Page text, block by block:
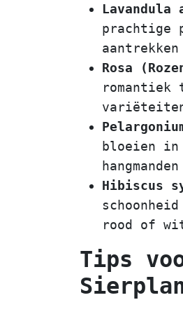
prachtige
Rosa
romantiek
bloeien in
Hibiscus
rood of
Tips